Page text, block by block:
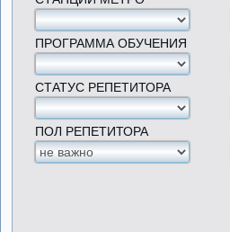
ПРОГРАММА ОБУЧЕНИЯ
СТАТУС РЕПЕТИТОРА
ПОЛ РЕПЕТИТОРА